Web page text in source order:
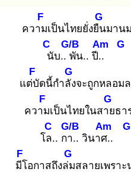
ความ
F
เป็นไทยยั่งยืน
G
มาน
นั
C
บ.. พั
G/B
น.. ปี..
Am G
แต่บั
F
ดนี้กำลัง
G
จะถูกหลอม
ความ
F
เป็นไทยในสาย
G
ธา
โล.
C
. กา.
G/B
. วินาศ.
Am
.
G
มีโ
F
อกาสถึงล่ม
G
สลายเพรา